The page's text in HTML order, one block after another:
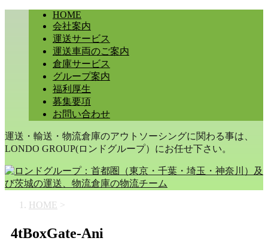
HOME
会社案内
運送サービス
運送車両のご案内
倉庫サービス
グループ案内
福利厚生
募集要項
お問い合わせ
運送・輸送・物流倉庫のアウトソーシングに関わる事は、
LONDO GROUP(ロンドグループ）にお任せ下さい。
HOME >
4tBoxGate-Ani